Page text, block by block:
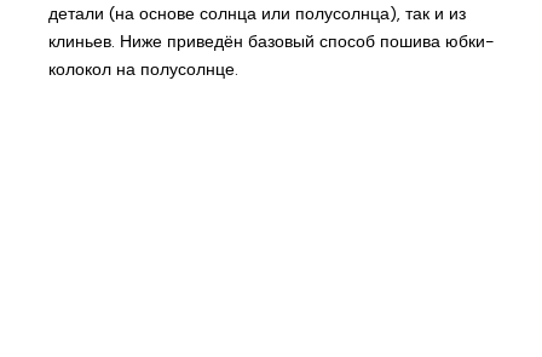
детали (на основе солнца или полусолнца), так и из
клиньев. Ниже приведён базовый способ пошива юбки-
колокол на полусолнце.